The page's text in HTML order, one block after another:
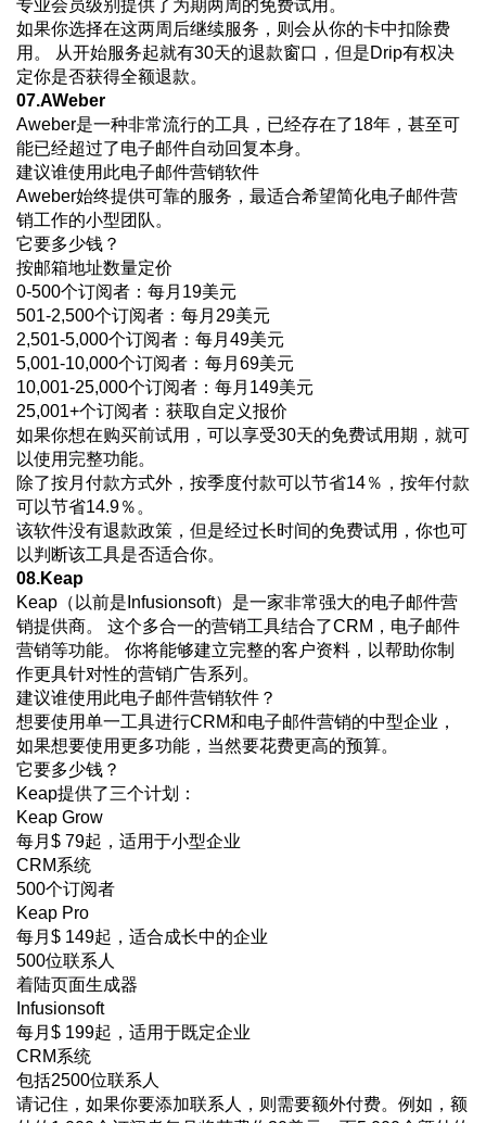
专业会员级别提供了为期两周的免费试用。
如果你选择在这两周后继续服务，则会从你的卡中扣除费
用。 从开始服务起就有30天的退款窗口，但是Drip有权决
定你是否获得全额退款。
07.AWeber
Aweber是一种非常流行的工具，已经存在了18年，甚至可
能已经超过了电子邮件自动回复本身。
建议谁使用此电子邮件营销软件
Aweber始终提供可靠的服务，最适合希望简化电子邮件营
销工作的小型团队。
它要多少钱？
按邮箱地址数量定价
0-500个订阅者：每月19美元
501-2,500个订阅者：每月29美元
2,501-5,000个订阅者：每月49美元
5,001-10,000个订阅者：每月69美元
10,001-25,000个订阅者：每月149美元
25,001+个订阅者：获取自定义报价
如果你想在购买前试用，可以享受30天的免费试用期，就可
以使用完整功能。
除了按月付款方式外，按季度付款可以节省14％，按年付款
可以节省14.9％。
该软件没有退款政策，但是经过长时间的免费试用，你也可
以判断该工具是否适合你。
08.Keap
Keap（以前是Infusionsoft）是一家非常强大的电子邮件营
销提供商。 这个多合一的营销工具结合了CRM，电子邮件
营销等功能。 你将能够建立完整的客户资料，以帮助你制
作更具针对性的营销广告系列。
建议谁使用此电子邮件营销软件？
想要使用单一工具进行CRM和电子邮件营销的中型企业，
如果想要使用更多功能，当然要花费更高的预算。
它要多少钱？
Keap提供了三个计划：
Keap Grow
每月$ 79起，适用于小型企业
CRM系统
500个订阅者
Keap Pro
每月$ 149起，适合成长中的企业
500位联系人
着陆页面生成器
Infusionsoft
每月$ 199起，适用于既定企业
CRM系统
包括2500位联系人
请记住，如果你要添加联系人，则需要额外付费。例如，额